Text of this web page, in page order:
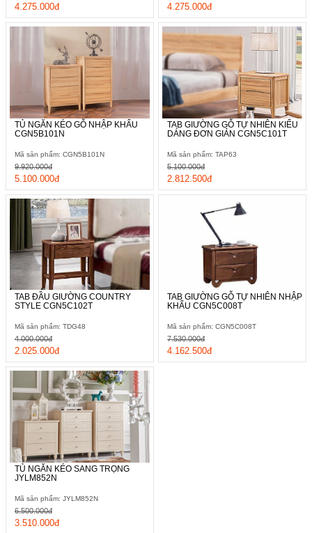
4.275.000đ 4.275.000đ
TỦ NGĂN KÉO GỖ NHẬP KHẨU
CGN5B101N
Mã sản phẩm: CGN5B101N
5.100.000đ
9.920.000đ
TAB GIƯỜNG GỖ TỰ NHIÊN KIỂU
DÁNG ĐƠN GIẢN CGN5C101T
Mã sản phẩm: TAP63
2.812.500đ
5.100.000đ
TAB ĐẦU GIƯỜNG COUNTRY
STYLE CGN5C102T
Mã sản phẩm: TDG48
2.025.000đ
4.000.000đ
TAB GIƯỜNG GỖ TỰ NHIÊN NHẬP
KHẨU CGN5C008T
Mã sản phẩm: CGN5C008T
4.162.500đ
7.530.000đ
TỦ NGĂN KÉO SANG TRỌNG
JYLM852N
Mã sản phẩm: JYLM852N
3.510.000đ
6.500.000đ